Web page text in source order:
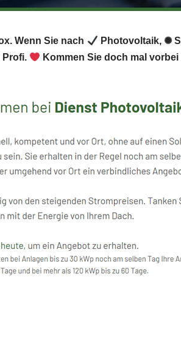
Wenn Sie nach
Photovoltaik, ✺
Profi. Kommen Sie doch mal